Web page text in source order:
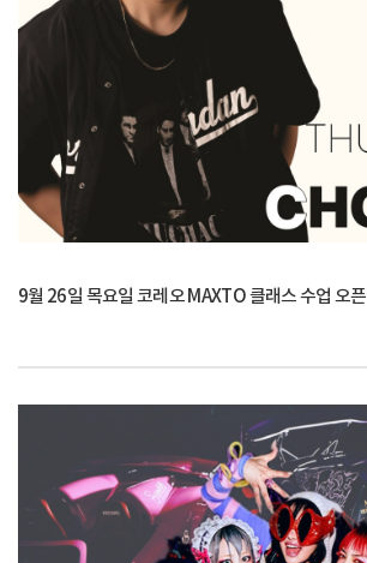
9월 26일 목요일 코레오 MAXTO 클래스 수업 오픈